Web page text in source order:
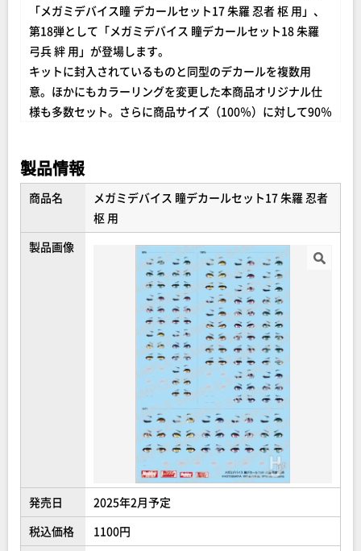
「メガミデバイス瞳 デカールセット17 朱羅 忍者 枢 用」、
第18弾として「メガミデバイス 瞳デカールセット18 朱羅
弓兵 絆 用」が登場します。
キットに封入されているものと同型のデカールを複数用
意。ほかにもカラーリングを変更した本商品オリジナル仕
様も多数セット。さらに商品サイズ（100％）に対して90％
カール貼りができるのはもちろんのこと、さまざまな『メ
ガミデバイス』商品に使用することで、お客様独自のカス
タマイズもこれまで以上に自由にお楽しみいただけるよう
になりました。
製品情報
商品名
メガミデバイス 瞳デカールセット17 朱羅 忍者
枢 用
製品画像
発売日
2025年2月予定
税込価格
1100円